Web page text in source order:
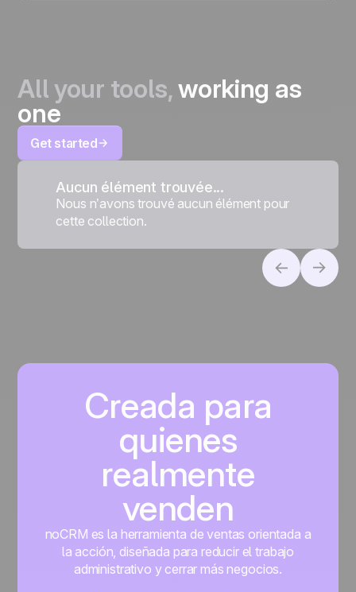
All your tools,working as
one
Get started
Aucun élément trouvée...
Nous n’avons trouvé aucun élément pour
cette collection.
Creada para
quienes
realmente
venden
noCRM es la herramienta de ventas orientada a
la acción, diseñada para reducir el trabajo
administrativo y cerrar más negocios.